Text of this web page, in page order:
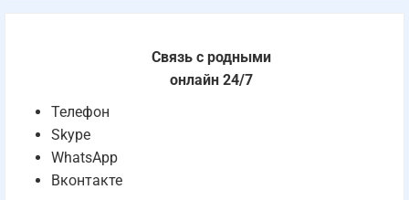
Связь с родными
онлайн 24/7
Телефон
Skype
WhatsApp
Вконтакте